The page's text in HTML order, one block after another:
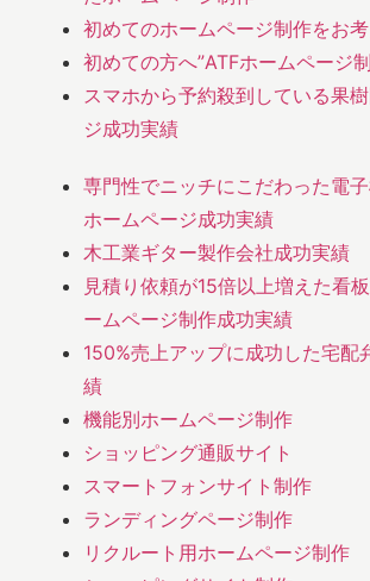
初めてのホームページ制作をお考
初めての方へ”ATFホームページ
スマホから予約殺到している果
ジ成功実績
専門性でニッチにこだわった電
ホームページ成功実績
木工業ギター製作会社成功実績
見積り依頼が15倍以上増えた看
ームページ制作成功実績
150%売上アップに成功した宅配
績
機能別ホームページ制作
ショッピング通販サイト
スマートフォンサイト制作
ランディングページ制作
リクルート用ホームページ制作